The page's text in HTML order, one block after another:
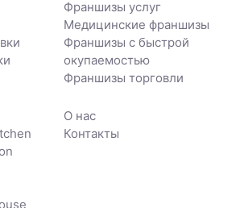
Франшизы услуг
Медицинские франшизы
Франшизы с быстрой
окупаемостью
Франшизы торговли
О нас
Контакты